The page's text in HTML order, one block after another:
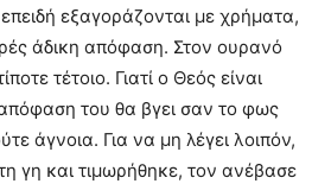
εξαγοράζονται με χρήματα,
άδικη απόφαση. Στον ουρανό
τέτοιο. Γιατί ο Θεός είναι
απόφαση του θα βγει σαν το φως
άγνοια. Για να μη λέγει λοιπόν,
γη και τιμωρήθηκε, τον ανέβασε